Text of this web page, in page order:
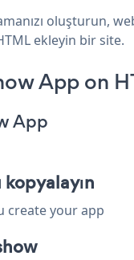
oluşturun,
ekleyin bir site.
App on
App
create your app